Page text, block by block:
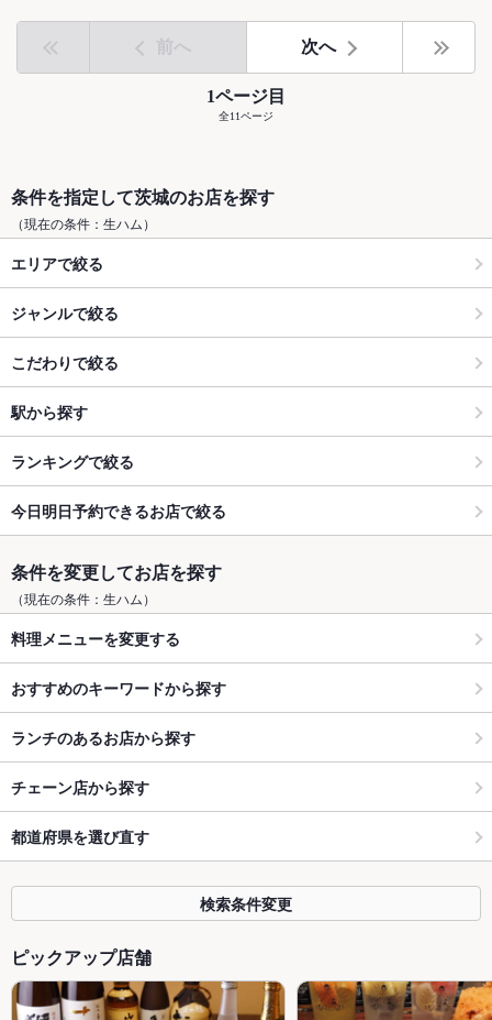
前へ 次へ
1ページ目
全11ページ
条件を指定して茨城のお店を探す
（現在の条件：生ハム）
エリアで絞る
ジャンルで絞る
こだわりで絞る
駅から探す
ランキングで絞る
今日明日予約できるお店で絞る
条件を変更してお店を探す
（現在の条件：生ハム）
料理メニューを変更する
おすすめのキーワードから探す
ランチのあるお店から探す
チェーン店から探す
都道府県を選び直す
検索条件変更
ピックアップ店舗